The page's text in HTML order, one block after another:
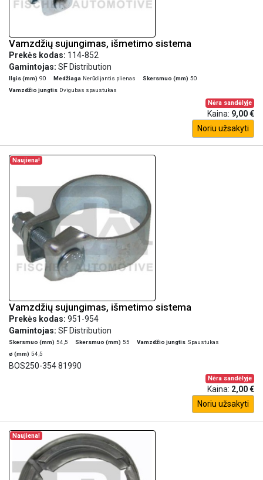
Vamzdžių sujungimas, išmetimo sistema
Prekės kodas: 114-852
Gamintojas: SF Distribution
Ilgis (mm) 90 Medžiaga Nerūdijantis plienas Skersmuo (mm) 50
Vamzdžio jungtis Dvigubas spaustukas
Nėra sandėlyje
Kaina: 9,00 €
Noriu užsakyti
Naujiena!
Vamzdžių sujungimas, išmetimo sistema
Prekės kodas: 951-954
Gamintojas: SF Distribution
Skersmuo (mm) 54,5 Skersmuo (mm) 55 Vamzdžio jungtis Spaustukas
ø (mm) 54,5
BOS250-354 81990
Nėra sandėlyje
Kaina: 2,00 €
Noriu užsakyti
Naujiena!